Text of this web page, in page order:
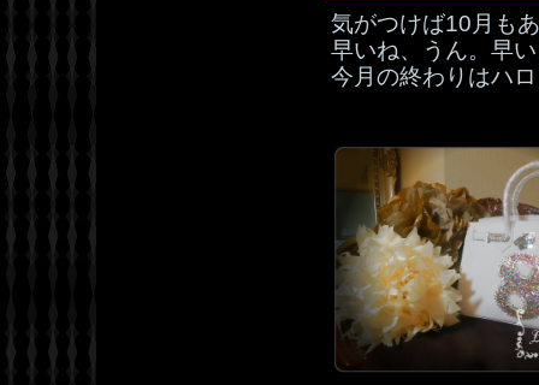
気がつけば10月も
早いね、うん。早
今月の終わりはハ